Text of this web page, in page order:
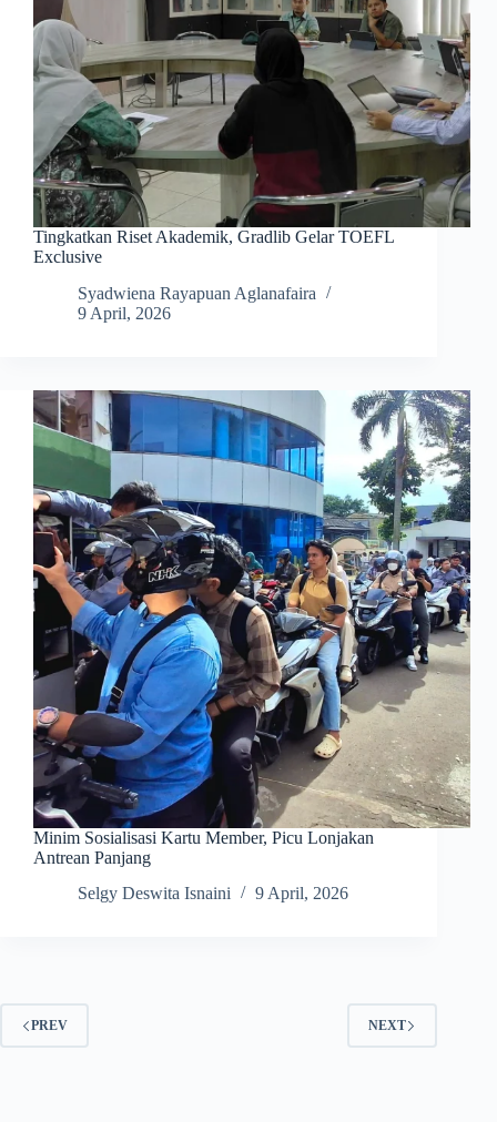
Tingkatkan Riset Akademik, Gradlib Gelar TOEFL
Exclusive
Syadwiena Rayapuan Aglanafaira
9 April, 2026
Minim Sosialisasi Kartu Member, Picu Lonjakan
Antrean Panjang
Selgy Deswita Isnaini
9 April, 2026
PREV NEXT